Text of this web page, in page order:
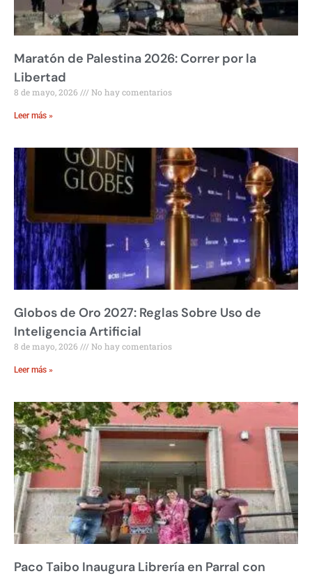
Maratón de Palestina 2026: Correr por la
Libertad
8 de mayo, 2026 No hay comentarios
Leer más »
Globos de Oro 2027: Reglas Sobre Uso de
Inteligencia Artificial
8 de mayo, 2026 No hay comentarios
Leer más »
Paco Taibo Inaugura Librería en Parral con